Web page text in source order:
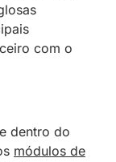
com o
dentro do
módulos de